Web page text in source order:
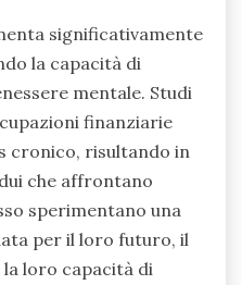
significativamente
la capacità di
mentale. Studi
finanziarie
cronico, risultando in
che affrontano
sperimentano una
per il loro futuro, il
loro capacità di